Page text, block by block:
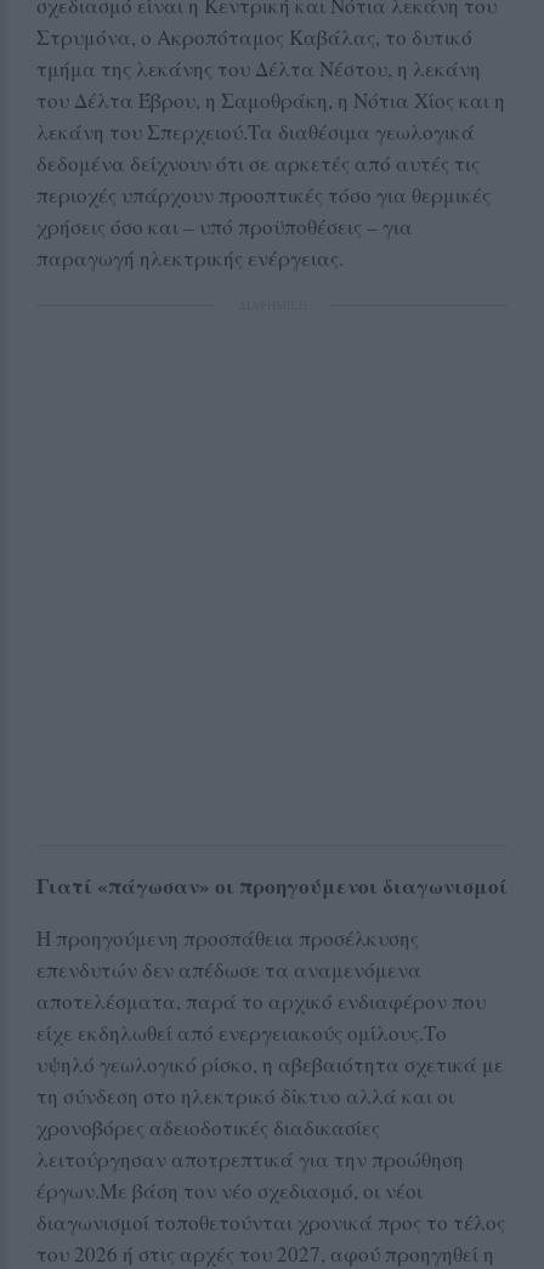
Στρυμόνα, ο Ακροπόταμος Καβάλας, το δυτικό
τμήμα της λεκάνης του Δέλτα Νέστου, η λεκάνη
του Δέλτα Έβρου, η Σαμοθράκη, η Νότια Χίος και η
λεκάνη του Σπερχειού.Τα διαθέσιμα γεωλογικά
δεδομένα δείχνουν ότι σε αρκετές από αυτές τις
περιοχές υπάρχουν προοπτικές τόσο για θερμικές
χρήσεις όσο και – υπό προϋποθέσεις – για
παραγωγή ηλεκτρικής ενέργειας.
Γιατί «πάγωσαν» οι προηγούμενοι διαγωνισμοί
Η προηγούμενη προσπάθεια προσέλκυσης
επενδυτών δεν απέδωσε τα αναμενόμενα
αποτελέσματα, παρά το αρχικό ενδιαφέρον που
είχε εκδηλωθεί από ενεργειακούς ομίλους.Το
υψηλό γεωλογικό ρίσκο, η αβεβαιότητα σχετικά με
τη σύνδεση στο ηλεκτρικό δίκτυο αλλά και οι
χρονοβόρες αδειοδοτικές διαδικασίες
λειτούργησαν αποτρεπτικά για την προώθηση
έργων.Με βάση τον νέο σχεδιασμό, οι νέοι
διαγωνισμοί τοποθετούνται χρονικά προς το τέλος
του 2026 ή στις αρχές του 2027, αφού προηγηθεί η